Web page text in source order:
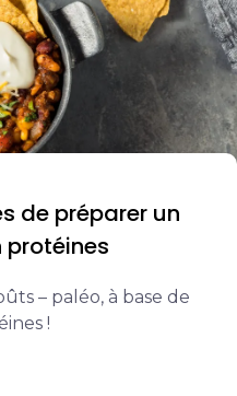
de préparer un
protéines
– paléo, à base de
!